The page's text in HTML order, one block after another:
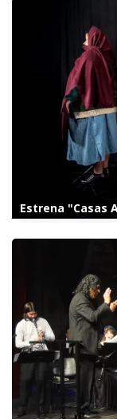
Estrena "Casas